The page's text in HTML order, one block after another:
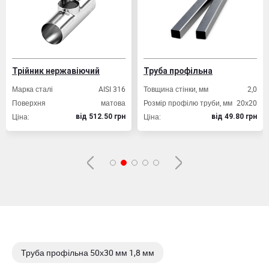
Вибрати склад
Трійник нержавіючий
Марка сталі
AISI 316
Поверхня
матова
Ціна:
вiд 512.50 грн
Труба профільна
Товщина стінки, мм
2,0
Розмір профілю труби, мм 20х20
Ціна:
вiд 49.80 грн
Труба профільна 50х30 мм 1,8 мм